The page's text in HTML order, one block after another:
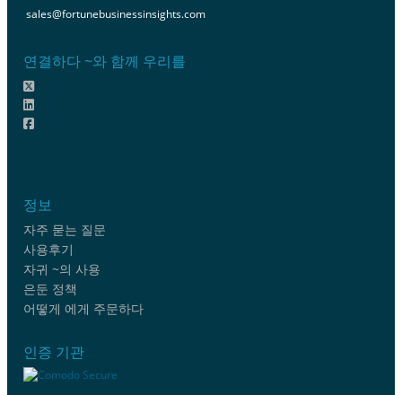
sales@fortunebusinessinsights.com
연결하다 ~와 함께 우리를
정보
자주 묻는 질문
사용후기
자귀 ~의 사용
은둔 정책
어떻게 에게 주문하다
인증 기관